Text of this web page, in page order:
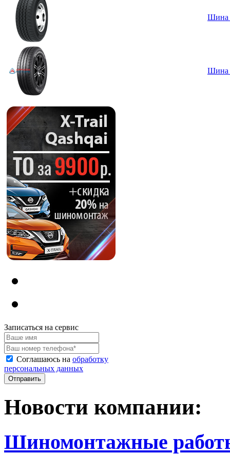
Шина
Шина
Записаться на сервис
Соглашаюсь на обработку
персональных данных
Новости компании:
Шиномонтажные